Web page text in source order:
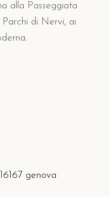
alla Passeggiata
di Nervi, ai
genova